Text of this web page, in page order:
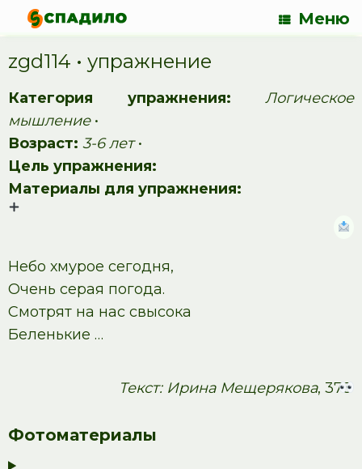
Меню
zgd114 • упражнение
Категория упражнения: Логическое
мышление•
Возраст: 3-6 лет•
Цель упражнения:
Материалы для упражнения:
Небо хмурое сегодня,
Очень серая погода.
Смотрят на нас свысока
Беленькие …
Текст: Ирина Мещерякова, 378
Фотоматериалы